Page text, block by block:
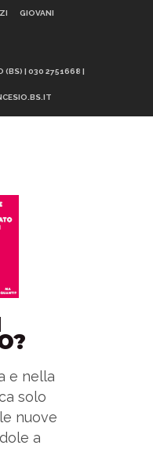
GIOVANI
(BS) | 030 2751668 |
e nella
solo
nuove
a